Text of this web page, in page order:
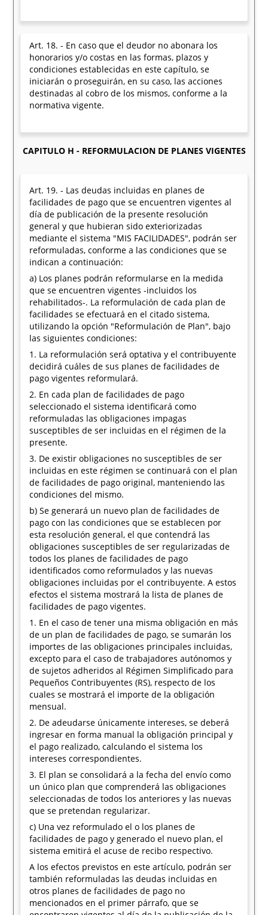
Art. 18. - En caso que el deudor no abonara los
honorarios y/o costas en las formas, plazos y
condiciones establecidas en este capítulo, se
iniciarán o proseguirán, en su caso, las acciones
destinadas al cobro de los mismos, conforme a la
normativa vigente.
CAPITULO H - REFORMULACION DE PLANES VIGENTES
Art. 19. - Las deudas incluidas en planes de
facilidades de pago que se encuentren vigentes al
día de publicación de la presente resolución
general y que hubieran sido exteriorizadas
mediante el sistema "MIS FACILIDADES", podrán ser
reformuladas, conforme a las condiciones que se
indican a continuación:
a) Los planes podrán reformularse en la medida
que se encuentren vigentes -incluidos los
rehabilitados-. La reformulación de cada plan de
facilidades se efectuará en el citado sistema,
utilizando la opción "Reformulación de Plan", bajo
las siguientes condiciones:
1. La reformulación será optativa y el contribuyente
decidirá cuáles de sus planes de facilidades de
pago vigentes reformulará.
2. En cada plan de facilidades de pago
seleccionado el sistema identificará como
reformuladas las obligaciones impagas
susceptibles de ser incluidas en el régimen de la
presente.
3. De existir obligaciones no susceptibles de ser
incluidas en este régimen se continuará con el plan
de facilidades de pago original, manteniendo las
condiciones del mismo.
b) Se generará un nuevo plan de facilidades de
pago con las condiciones que se establecen por
esta resolución general, el que contendrá las
obligaciones susceptibles de ser regularizadas de
todos los planes de facilidades de pago
identificados como reformulados y las nuevas
obligaciones incluidas por el contribuyente. A estos
efectos el sistema mostrará la lista de planes de
facilidades de pago vigentes.
1. En el caso de tener una misma obligación en más
de un plan de facilidades de pago, se sumarán los
importes de las obligaciones principales incluidas,
excepto para el caso de trabajadores autónomos y
de sujetos adheridos al Régimen Simplificado para
Pequeños Contribuyentes (RS), respecto de los
cuales se mostrará el importe de la obligación
mensual.
2. De adeudarse únicamente intereses, se deberá
ingresar en forma manual la obligación principal y
el pago realizado, calculando el sistema los
intereses correspondientes.
3. El plan se consolidará a la fecha del envío como
un único plan que comprenderá las obligaciones
seleccionadas de todos los anteriores y las nuevas
que se pretendan regularizar.
c) Una vez reformulado el o los planes de
facilidades de pago y generado el nuevo plan, el
sistema emitirá el acuse de recibo respectivo.
A los efectos previstos en este artículo, podrán ser
también reformuladas las deudas incluidas en
otros planes de facilidades de pago no
mencionados en el primer párrafo, que se